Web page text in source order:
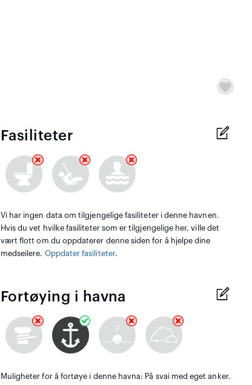
Fasiliteter
Vi har ingen data om tilgjengelige fasiliteter i denne havnen.
Hvis du vet hvilke fasiliteter som er tilgjengelige her, ville det
vært flott om du oppdaterer denne siden for å hjelpe dine
medseilere. Oppdater fasiliteter.
Fortøying i havna
Muligheter for å fortøye i denne havna: På svai med eget anker.